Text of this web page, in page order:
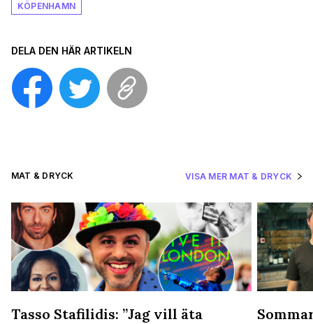
KÖPENHAMN
DELA DEN HÄR ARTIKELN
MAT & DRYCK VISA MER MAT & DRYCK
Tasso Stafilidis: ”Jag vill äta